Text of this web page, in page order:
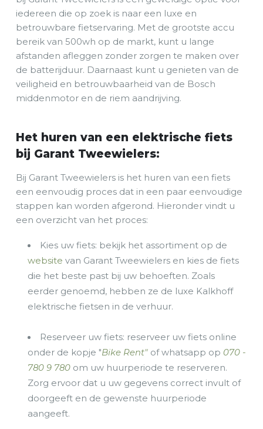
iedereen die op zoek is naar een luxe en
betrouwbare fietservaring. Met de grootste accu
bereik van 500wh op de markt, kunt u lange
afstanden afleggen zonder zorgen te maken over
de batterijduur. Daarnaast kunt u genieten van de
veiligheid en betrouwbaarheid van de Bosch
middenmotor en de riem aandrijving.
Het huren van een elektrische fiets
bij Garant Tweewielers:
Bij Garant Tweewielers is het huren van een fiets
een eenvoudig proces dat in een paar eenvoudige
stappen kan worden afgerond. Hieronder vindt u
een overzicht van het proces:
Kies uw fiets: bekijk het assortiment op de
website van Garant Tweewielers en kies de fiets
die het beste past bij uw behoeften. Zoals
eerder genoemd, hebben ze de luxe Kalkhoff
elektrische fietsen in de verhuur.
Reserveer uw fiets: reserveer uw fiets online
onder de kopje "Bike Rent" of whatsapp op 070 -
780 9 780om uw huurperiode te reserveren.
Zorg ervoor dat u uw gegevens correct invult of
doorgeeft en de gewenste huurperiode
aangeeft.